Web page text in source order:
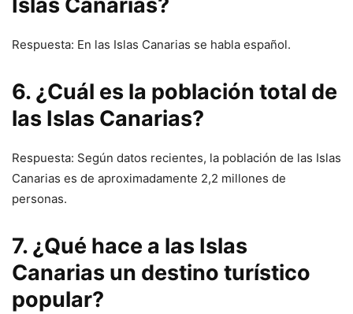
Islas Canarias?
Respuesta: En las Islas Canarias se habla español.
6. ¿Cuál es la población total de
las Islas Canarias?
Respuesta: Según datos recientes, la población de las Islas
Canarias es de aproximadamente 2,2 millones de
personas.
7. ¿Qué hace a las Islas
Canarias un destino turístico
popular?